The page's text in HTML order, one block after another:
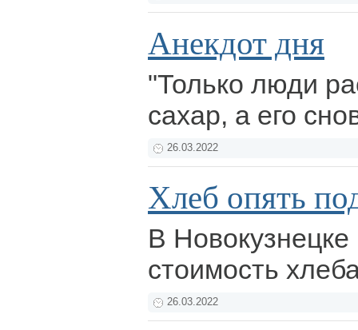
Анекдот дня
"Только люди
сахар, а его
26.03.2022
Хлеб опять
В
стоимость
26.03.2022